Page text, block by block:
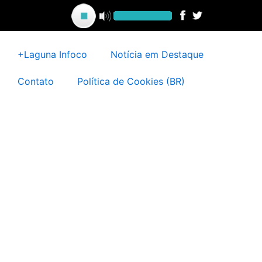
conteúdo
+Laguna Infoco Notícia em Destaque
Contato Política de Cookies (BR)